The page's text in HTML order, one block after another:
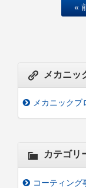
«
メカニッ
メカニックブ
カテゴリ
コーティング